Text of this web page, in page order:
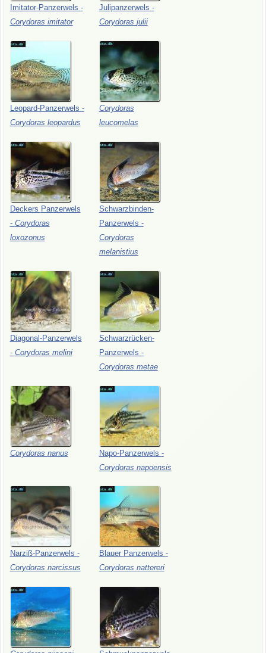
Imitator-Panzerwels -
Corydoras imitator
Julipanzerwels -
Corydoras julii
Leopard-Panzerwels -
Corydoras leopardus
Corydoras
leucomelas
Deckers Panzerwels
- Corydoras
loxozonus
Schwarzbinden-
Panzerwels -
Corydoras
melanistius
Diagonal-Panzerwels
- Corydoras melini
Schwarzrücken-
Panzerwels -
Corydoras metae
Corydoras nanus Napo-Panzerwels -
Corydoras napoensis
Narziß-Panzerwels -
Corydoras narcissus
Blauer Panzerwels -
Corydoras nattereri